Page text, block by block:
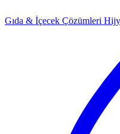
Gıda & İçecek Çözümleri